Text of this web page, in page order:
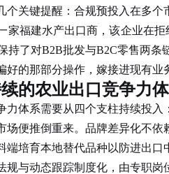
个关键提醒：合规预投入在多
福建水产出口商，该企业在拒
持了对B2B批发与B2C零售两
的那部分操作，嫁接进现有业
的农业出口竞争力
系需要从四个支柱持续投入
场便推倒重来。品牌差异化不
端培育本地替代品种以防进出
动态跟踪制度化，由专职岗